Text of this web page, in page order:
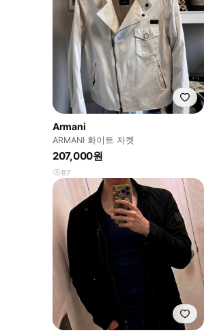
Armani
ARMANI 화이트 자켓
207,000원
87